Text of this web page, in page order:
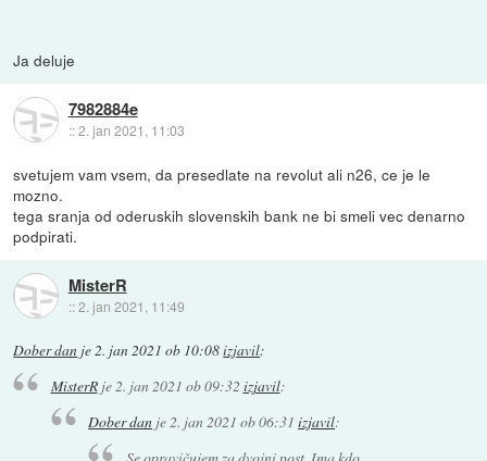
Ja deluje
7982884e
::2. jan 2021, 11:03
svetujem vam vsem, da presedlate na revolut ali n26, ce je le
mozno.
tega sranja od oderuskih slovenskih bank ne bi smeli vec denarno
podpirati.
MisterR
::2. jan 2021, 11:49
Dober dan je2. jan 2021 ob 10:08izjavil:
MisterRje2. jan 2021 ob 09:32 izjavil:
Dober dan je2. jan 2021 ob 06:31 izjavil: